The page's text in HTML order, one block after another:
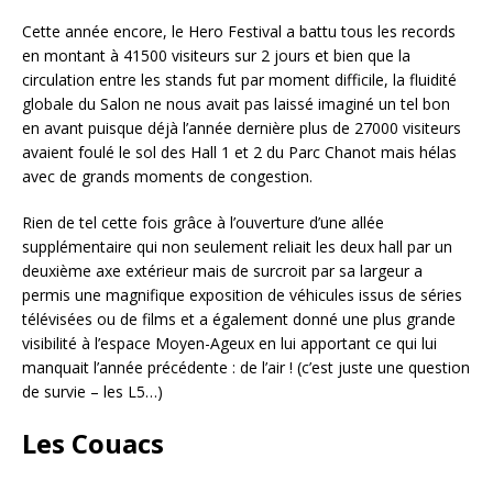
Cette année encore, le Hero Festival a battu tous les records
en montant à 41500 visiteurs sur 2 jours et bien que la
circulation entre les stands fut par moment difficile, la fluidité
globale du Salon ne nous avait pas laissé imaginé un tel bon
en avant puisque déjà l’année dernière plus de 27000 visiteurs
avaient foulé le sol des Hall 1 et 2 du Parc Chanot mais hélas
avec de grands moments de congestion.
Rien de tel cette fois grâce à l’ouverture d’une allée
supplémentaire qui non seulement reliait les deux hall par un
deuxième axe extérieur mais de surcroit par sa largeur a
permis une magnifique exposition de véhicules issus de séries
télévisées ou de films et a également donné une plus grande
visibilité à l’espace Moyen-Ageux en lui apportant ce qui lui
manquait l’année précédente : de l’air ! (c’est juste une question
de survie – les L5…)
Les Couacs